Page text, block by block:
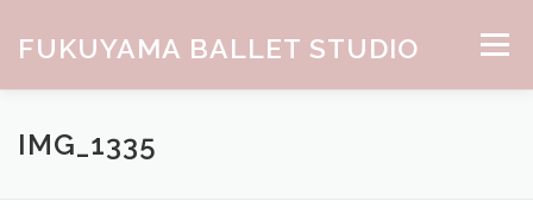
FUKUYAMA BALLET STUDIO メニュー
HOME ABOUT
IMG_1335